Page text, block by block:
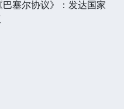
塞尔协议》：发达国家